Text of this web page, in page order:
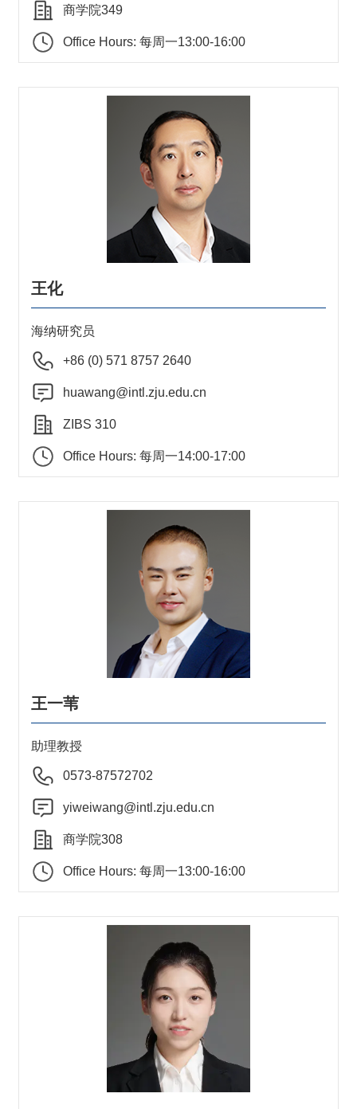
商学院349
Office Hours: 每周一13:00-16:00
王化
海纳研究员
+86 (0) 571 8757 2640
huawang@intl.zju.edu.cn
ZIBS 310
Office Hours: 每周一14:00-17:00
王一苇
助理教授
0573-87572702
yiweiwang@intl.zju.edu.cn
商学院308
Office Hours: 每周一13:00-16:00